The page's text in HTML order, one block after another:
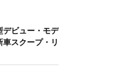
デビュー・モデ
スクープ・リ